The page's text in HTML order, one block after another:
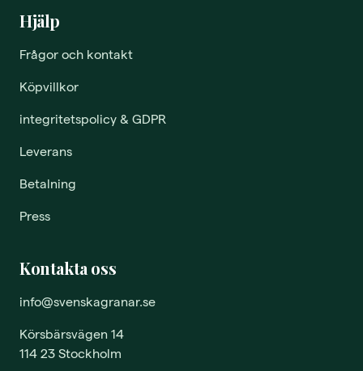
Hjälp
Frågor och kontakt
Köpvillkor
integritetspolicy & GDPR
Leverans
Betalning
Press
Kontakta oss
info@svenskagranar.se
Körsbärsvägen 14
114 23 Stockholm